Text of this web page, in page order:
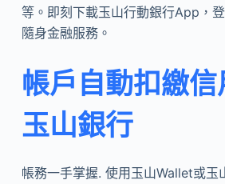
等。即刻下載玉山行動銀行App，
隨身金融服務。
帳戶自動扣繳信
玉山銀行
帳務一手掌握. 使用玉山Wallet或玉